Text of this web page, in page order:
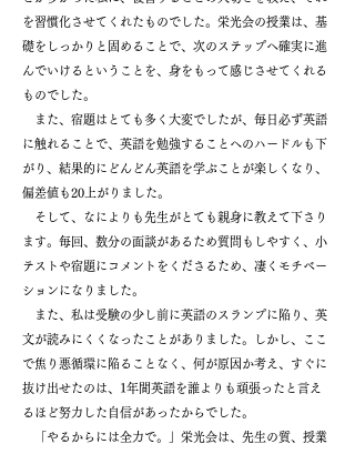
を習慣化させてくれたものでした。栄光会の授業は、基
礎をしっかりと固めることで、次のステップへ確実に進
んでいけるということを、身をもって感じさせてくれる
ものでした。
また、宿題はとても多く大変でしたが、毎日必ず英語
に触れることで、英語を勉強することへのハードルも下
がり、結果的にどんどん英語を学ぶことが楽しくなり、
偏差値も20上がりました。
そして、なによりも先生がとても親身に教えて下さり
ます。毎回、数分の面談があるため質問もしやすく、小
テストや宿題にコメントをくださるため、凄くモチベー
ションになりました。
また、私は受験の少し前に英語のスランプに陥り、英
文が読みにくくなったことがありました。しかし、ここ
で焦り悪循環に陥ることなく、何が原因か考え、すぐに
抜け出せたのは、1年間英語を誰よりも頑張ったと言え
るほど努力した自信があったからでした。
「やるからには全力で。」栄光会は、先生の質、授業